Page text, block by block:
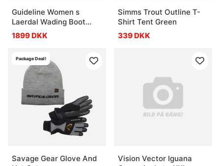
Guideline Women s
Laerdal Wading Boot
Vibram
1899 DKK
Simms Trout Outline T-
Shirt Tent Green
339 DKK
Package Deal!
Savage Gear Glove And
Vision Vector Iguana